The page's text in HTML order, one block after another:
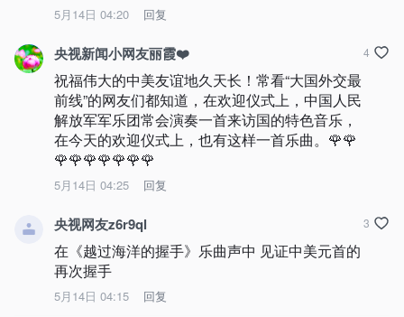
5月14日 04:20 回复
央视新闻小网友丽霞❤️
祝福伟大的中美友谊地久天长！常看“大国外交最
前线”的网友们都知道，在欢迎仪式上，中国人民
解放军军乐团常会演奏一首来访国的特色音乐，
在今天的欢迎仪式上，也有这样一首乐曲。🌹🌹
🌹🌹🌹🌹🌹🌹🌹
5月14日 04:25 回复
4
央视网友z6r9ql
在《越过海洋的握手》乐曲声中 见证中美元首的
再次握手
5月14日 04:15 回复
3